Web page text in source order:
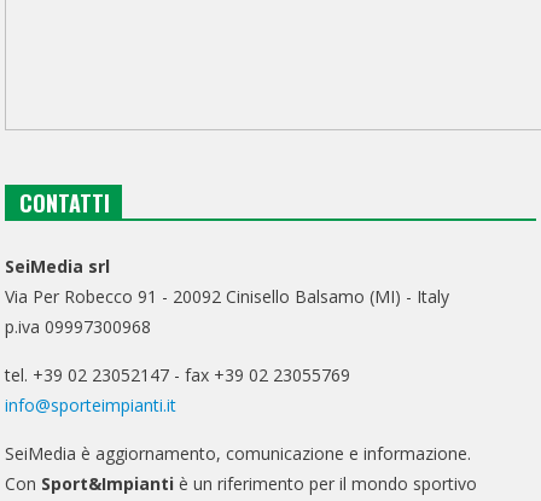
CONTATTI
SeiMedia srl
Via Per Robecco 91 - 20092 Cinisello Balsamo (MI) - Italy
p.iva 09997300968
tel. +39 02 23052147 - fax +39 02 23055769
info@sporteimpianti.it
SeiMedia è aggiornamento, comunicazione e informazione.
Con Sport&Impianti è un riferimento per il mondo sportivo